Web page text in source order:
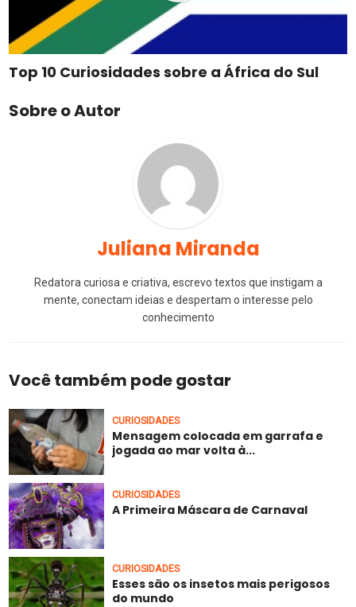
Top 10 Curiosidades sobre a África do Sul
Sobre o Autor
Juliana Miranda
Redatora curiosa e criativa, escrevo textos que instigam a
mente, conectam ideias e despertam o interesse pelo
conhecimento
Você também pode gostar
CURIOSIDADES
Mensagem colocada em garrafa e
jogada ao mar volta à...
CURIOSIDADES
A Primeira Máscara de Carnaval
CURIOSIDADES
Esses são os insetos mais perigosos
do mundo